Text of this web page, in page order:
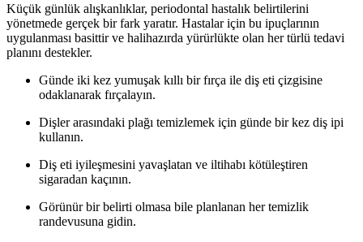
Küçük günlük alışkanlıklar, periodontal hastalık belirtilerini
yönetmede gerçek bir fark yaratır. Hastalar için bu ipuçlarının
uygulanması basittir ve halihazırda yürürlükte olan her türlü tedavi
planını destekler.
Günde iki kez yumuşak kıllı bir fırça ile diş eti çizgisine
odaklanarak fırçalayın.
Dişler arasındaki plağı temizlemek için günde bir kez diş ipi
kullanın.
Diş eti iyileşmesini yavaşlatan ve iltihabı kötüleştiren
sigaradan kaçının.
Görünür bir belirti olmasa bile planlanan her temizlik
randevusuna gidin.